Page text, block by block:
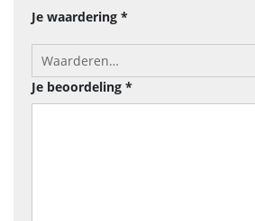
Je waardering *
Je beoordeling *